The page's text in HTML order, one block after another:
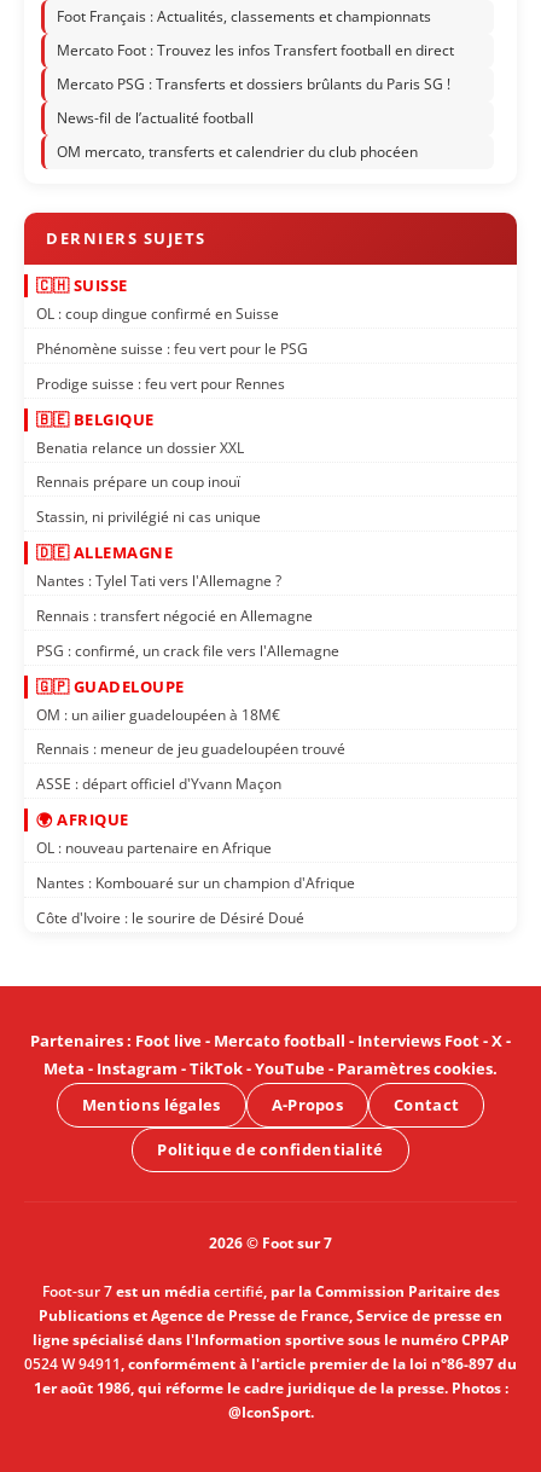
Foot Français : Actualités, classements et championnats
Mercato Foot : Trouvez les infos Transfert football en direct
Mercato PSG : Transferts et dossiers brûlants du Paris SG !
News-fil de l’actualité football
OM mercato, transferts et calendrier du club phocéen
🇨🇭 SUISSE
OL : coup dingue confirmé en Suisse
Phénomène suisse : feu vert pour le PSG
Prodige suisse : feu vert pour Rennes
🇧🇪 BELGIQUE
Benatia relance un dossier XXL
Rennais prépare un coup inouï
Stassin, ni privilégié ni cas unique
🇩🇪 ALLEMAGNE
Nantes : Tylel Tati vers l'Allemagne ?
Rennais : transfert négocié en Allemagne
PSG : confirmé, un crack file vers l'Allemagne
🇬🇵 GUADELOUPE
OM : un ailier guadeloupéen à 18M€
Rennais : meneur de jeu guadeloupéen trouvé
ASSE : départ officiel d'Yvann Maçon
🌍 AFRIQUE
OL : nouveau partenaire en Afrique
Nantes : Kombouaré sur un champion d'Afrique
Côte d'Ivoire : le sourire de Désiré Doué
Partenaires: Foot live- Mercato football - Interviews Foot-X-
Meta - Instagram -TikTok-YouTube- Paramètres cookies.
Mentions légales
A-Propos Contact
Politique de confidentialité
2026 © Foot sur 7
Foot-sur 7est un médiacertifié, par la Commission Paritaire des
Publications et Agence de Presse de France, Service de presse en
ligne spécialisé dans l'Information sportive sous le numéro CPPAP
0524 W 94911, conformément à l'article premier de la loi n°86-897 du
1er août 1986, qui réforme le cadre juridique de la presse. Photos :
@IconSport.